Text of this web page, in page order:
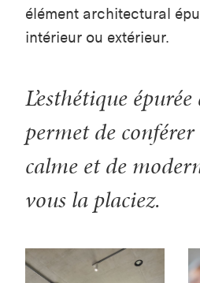
élément architectural
intérieur ou extérieur.
L’esthétique
permet de
calme et de
vous la placiez.